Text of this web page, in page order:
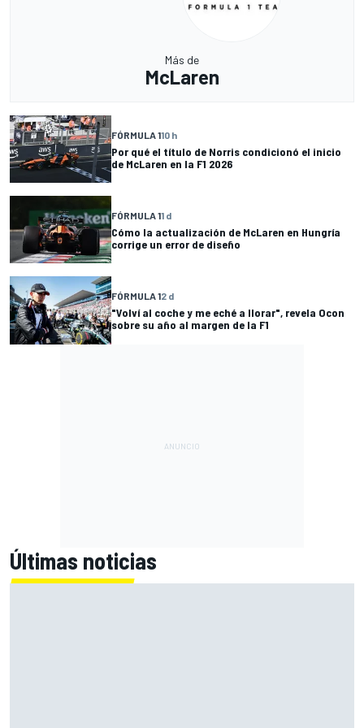
Más de
McLaren
FÓRMULA 110 h
Por qué el título de Norris condicionó el inicio
de McLaren en la F1 2026
FÓRMULA 11 d
Cómo la actualización de McLaren en Hungría
corrige un error de diseño
FÓRMULA 12 d
"Volví al coche y me eché a llorar", revela Ocon
sobre su año al margen de la F1
Últimas noticias